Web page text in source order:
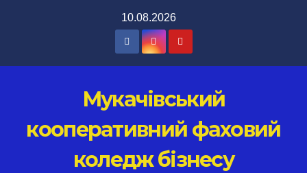
10.08.2026
Мукачівський
кооперативний фаховий
коледж бізнесу